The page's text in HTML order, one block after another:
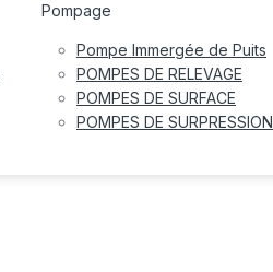
Pompage
Pompe Immergée de Puits
POMPES DE RELEVAGE
POMPES DE SURFACE
POMPES DE SURPRESSION